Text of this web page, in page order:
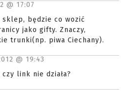
@ 17:07
będzie co wozić
jako gifty. Znaczy,
trunki(np. piwa Ciechany).
@ 19:43
link nie działa?